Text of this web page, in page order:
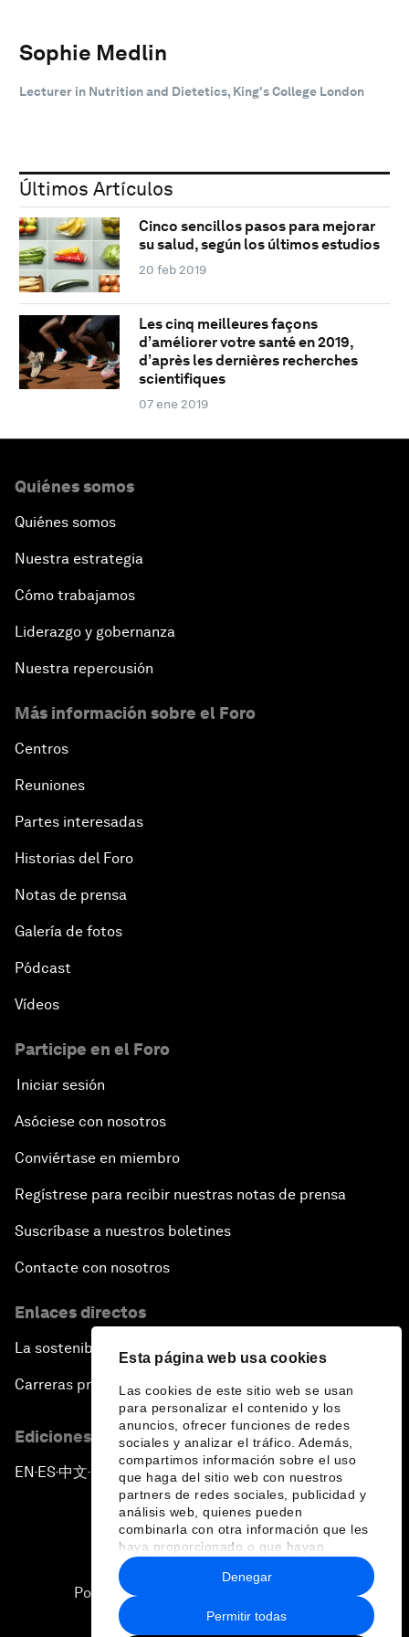
Esta página web usa cookies
Las cookies de este sitio web se usan
para personalizar el contenido y los
anuncios, ofrecer funciones de redes
sociales y analizar el tráfico. Además,
compartimos información sobre el uso
que haga del sitio web con nuestros
partners de redes sociales, publicidad y
análisis web, quienes pueden
combinarla con otra información que les
haya proporcionado o que hayan
recopilado a partir del uso que haya
hecho de sus servicios.
Permitir todas
Denegar
Sophie Medlin
‎Lecturer in Nutrition and Dietetics, King's College London
Últimos Artículos
Cinco sencillos pasos para mejorar
su salud, según los últimos estudios
20 feb 2019
Les cinq meilleures façons
d’améliorer votre santé en 2019,
d’après les dernières recherches
scientifiques
07 ene 2019
Quiénes somos
Quiénes somos
Nuestra estrategia
Cómo trabajamos
Liderazgo y gobernanza
Nuestra repercusión
Más información sobre el Foro
Centros
Reuniones
Partes interesadas
Historias del Foro
Notas de prensa
Galería de fotos
Pódcast
Vídeos
Participe en el Foro
Iniciar sesión
Asóciese con nosotros
Conviértase en miembro
Regístrese para recibir nuestras notas de prensa
Suscríbase a nuestros boletines
Contacte con nosotros
Enlaces directos
La sostenibilidad en el Foro
Carreras profesionales
Ediciones en otros idiomas
EN ▪ES▪中文▪ 日本語
Política de privacidad y normas de uso
Sitemap